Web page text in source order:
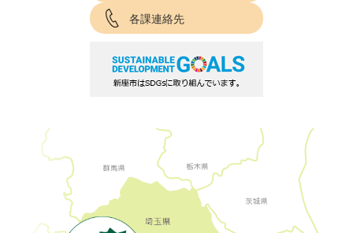
各課連絡先